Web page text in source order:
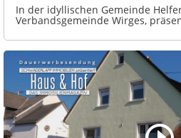
In der idyllischen Gemeinde
Verbandsgemeinde Wirges,